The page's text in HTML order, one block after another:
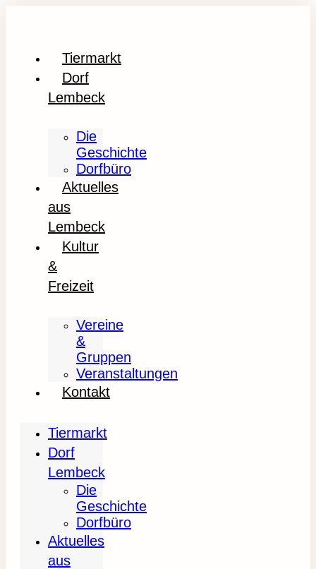
Tiermarkt
Dorf
Lembeck
Die
Geschichte
Dorfbüro
Aktuelles
aus
Lembeck
Kultur
&
Freizeit
Vereine
&
Gruppen
Veranstaltungen
Kontakt
Tiermarkt
Dorf
Lembeck
Die
Geschichte
Dorfbüro
Aktuelles
aus